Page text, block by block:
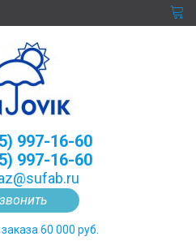
997-16-60
997-16-60
60 000 руб.